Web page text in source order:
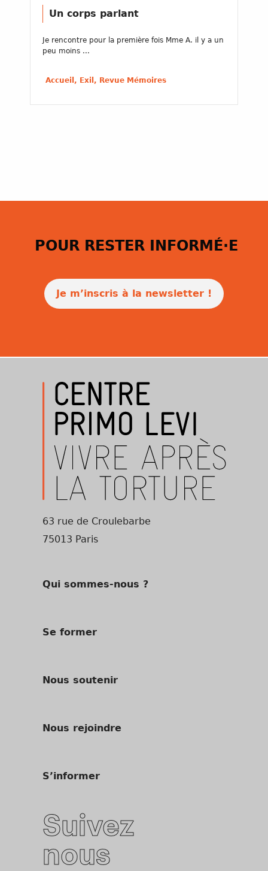
Un corps parlant
Je rencontre pour la première fois Mme A. il y a un
peu moins ...
Accueil, Exil, Revue Mémoires
POUR RESTER INFORMÉ·E
Je m’inscris à la newsletter !
63 rue de Croulebarbe
75013 Paris
Qui sommes-nous ?
Se former
Nous soutenir
Nous rejoindre
S’informer
Suivez
nous